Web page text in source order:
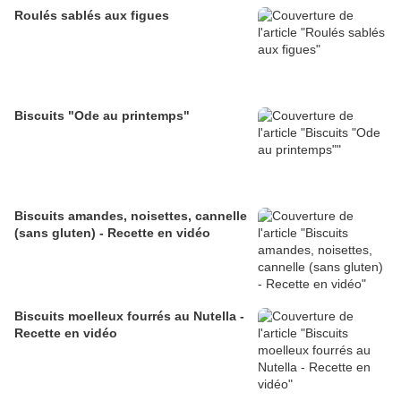
Roulés sablés aux figues
Biscuits "Ode au printemps"
Biscuits amandes, noisettes, cannelle
(sans gluten) - Recette en vidéo
Biscuits moelleux fourrés au Nutella -
Recette en vidéo